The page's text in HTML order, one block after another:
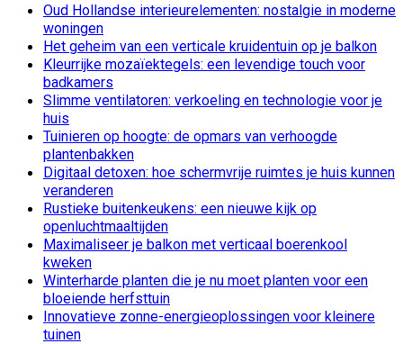
Oud Hollandse interieurelementen: nostalgie in moderne
woningen
Het geheim van een verticale kruidentuin op je balkon
Kleurrijke mozaïektegels: een levendige touch voor
badkamers
Slimme ventilatoren: verkoeling en technologie voor je
huis
Tuinieren op hoogte: de opmars van verhoogde
plantenbakken
Digitaal detoxen: hoe schermvrije ruimtes je huis kunnen
veranderen
Rustieke buitenkeukens: een nieuwe kijk op
openluchtmaaltijden
Maximaliseer je balkon met verticaal boerenkool
kweken
Winterharde planten die je nu moet planten voor een
bloeiende herfsttuin
Innovatieve zonne-energieoplossingen voor kleinere
tuinen